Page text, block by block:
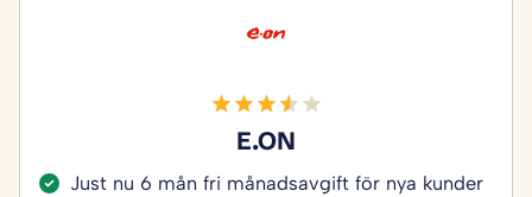
E.ON
Just nu 6 mån fri månadsavgift för nya kunder